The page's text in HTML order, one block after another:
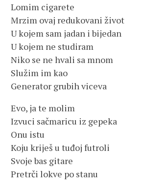
Lomim cigarete
Mrzim ovaj redukovani život
U kojem sam jadan i bijedan
U kojem ne studiram
Niko se ne hvali sa mnom
Služim im kao
Generator grubih viceva
Evo, ja te molim
Izvuci sačmaricu iz gepeka
Onu istu
Koju kriješ u tuđoj futroli
Svoje bas gitare
Pretrči lokve po stanu